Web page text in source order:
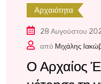
Αρχαιότητα
28 Αυγούστου
από Μιχάλης
Ο Αρχαίος